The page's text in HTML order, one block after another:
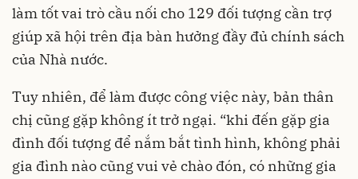
làm tốt vai trò cầu nối cho 129 đối tượng cần trợ
giúp xã hội trên địa bàn hưởng đầy đủ chính sách
của Nhà nước.
Tuy nhiên, để làm được công việc này, bản thân
chị cũng gặp không ít trở ngại. “khi đến gặp gia
đình đối tượng để nắm bắt tình hình, không phải
gia đình nào cũng vui vẻ chào đón, có những gia